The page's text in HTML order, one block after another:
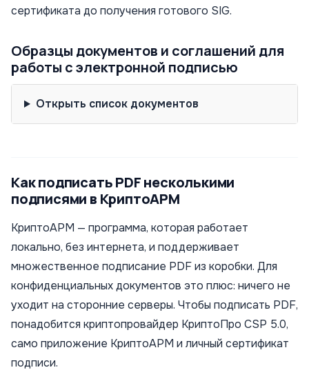
сертификата до получения готового SIG.
Образцы документов и соглашений для
работы с электронной подписью
Открыть список документов
Как подписать PDF несколькими
подписями в КриптоАРМ
КриптоАРМ — программа, которая работает
локально, без интернета, и поддерживает
множественное подписание PDF из коробки. Для
конфиденциальных документов это плюс: ничего не
уходит на сторонние серверы. Чтобы подписать PDF,
понадобится криптопровайдер КриптоПро CSP 5.0,
само приложение КриптоАРМ и личный сертификат
подписи.